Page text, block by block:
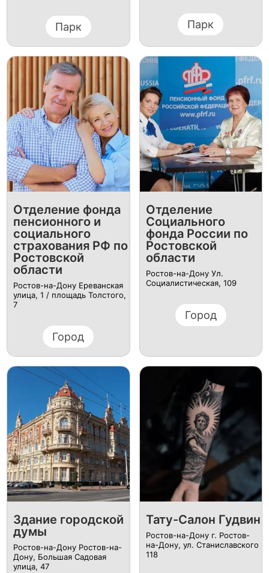
Парк Парк
Отделение фонда
пенсионного и
социального
страхования РФ по
Ростовской
области
Ростов-на-Дону Ереванская
улица, 1 / площадь Толстого,
7
Город
Отделение
Социального
фонда России по
Ростовской
области
Ростов-на-Дону Ул.
Социалистическая, 109
Город
Здание городской
думы
Ростов-на-Дону Ростов-на-
Дону, Большая Садовая
улица, 47
Тату-Салон Гудвин
Ростов-на-Дону г. Ростов-
на-Дону, ул. Станиславского
118